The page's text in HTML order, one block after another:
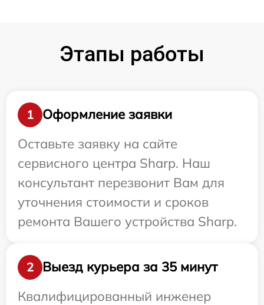
Этапы работы
1
Оформление заявки
Оставьте заявку на сайте
сервисного центра Sharp. Наш
консультант перезвонит Вам для
уточнения стоимости и сроков
ремонта Вашего устройства Sharp.
2
Выезд курьера за 35 минут
Квалифицированный инженер